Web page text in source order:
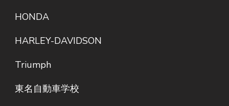
HONDA
HARLEY-DAVIDSON
Triumph
東名自動車学校